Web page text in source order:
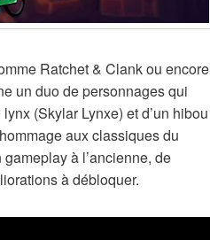
Ratchet & Clank ou encore
un duo de personnages qui
(Skylar Lynxe) et d’un hibou
aux classiques du
à l’ancienne, de
à débloquer.